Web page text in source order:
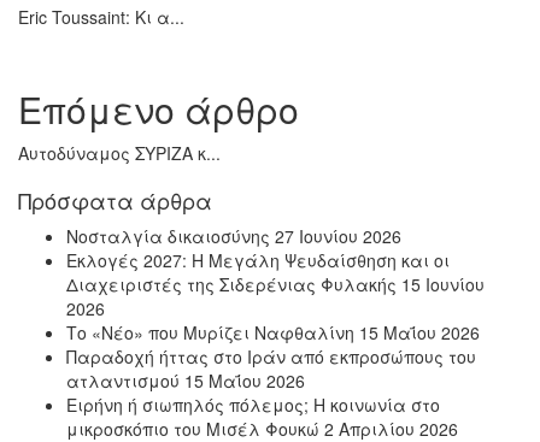
Eric Toussaint: Κι α...
Επόμενο άρθρο
Αυτοδύναμος ΣΥΡΙΖΑ κ...
Πρόσφατα άρθρα
Νοσταλγία δικαιοσύνης 27 Ιουνίου 2026
Εκλογές 2027: Η Μεγάλη Ψευδαίσθηση και οι
Διαχειριστές της Σιδερένιας Φυλακής 15 Ιουνίου
2026
Το «Νέο» που Μυρίζει Ναφθαλίνη 15 Μαΐου 2026
Παραδοχή ήττας στο Ιράν από εκπροσώπους του
ατλαντισμού 15 Μαΐου 2026
Ειρήνη ή σιωπηλός πόλεμος; Η κοινωνία στο
μικροσκόπιο του Μισέλ Φουκώ 2 Απριλίου 2026